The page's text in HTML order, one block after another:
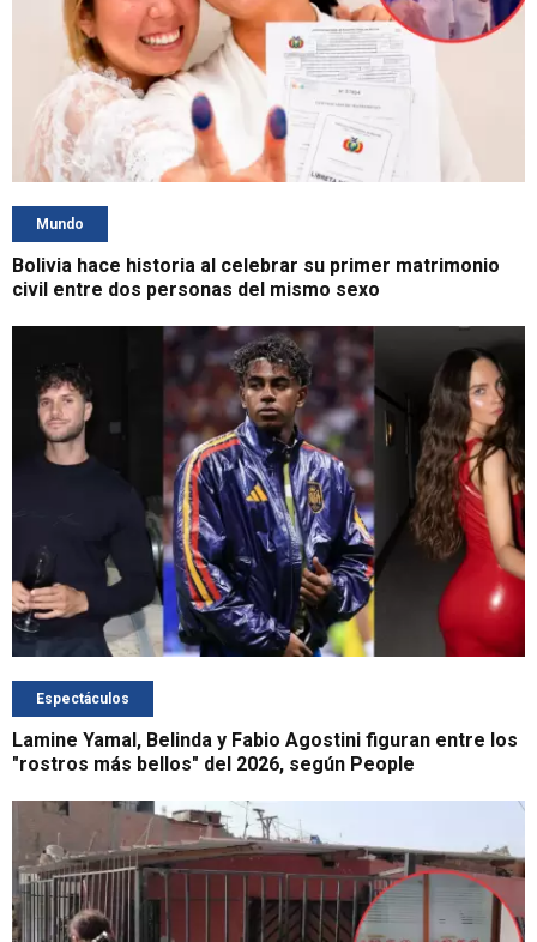
Mundo
Bolivia hace historia al celebrar su primer matrimonio
civil entre dos personas del mismo sexo
Espectáculos
Lamine Yamal, Belinda y Fabio Agostini figuran entre los
"rostros más bellos" del 2026, según People